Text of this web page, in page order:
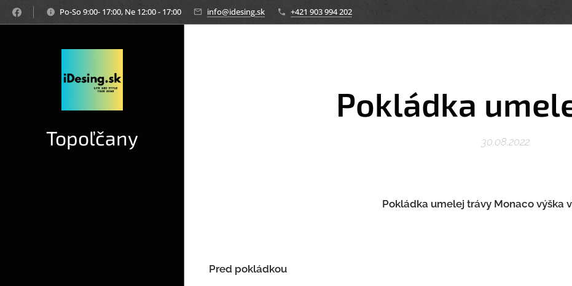
Po-So 9:00- 17:00, Ne 12:00 - 17:00 info@idesing.sk +421 903 994 202
Topoľčany
Pokládka
30.08.2022
Pokládka umelej trávy Monaco výška
Pred pokládkou